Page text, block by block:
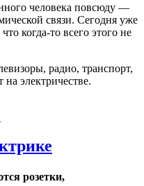
человека повсюду —
связи. Сегодня уже
когда-то всего этого не
радио, транспорт,
электричестве.
розетки,